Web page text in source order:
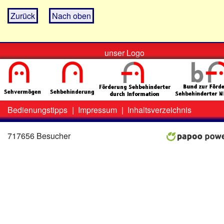
Zurück Nach oben
unser Logo
Zweit-
Menü
Bedienungstipps | Impressum | Inhaltsverzeichnis
717656 Besucher